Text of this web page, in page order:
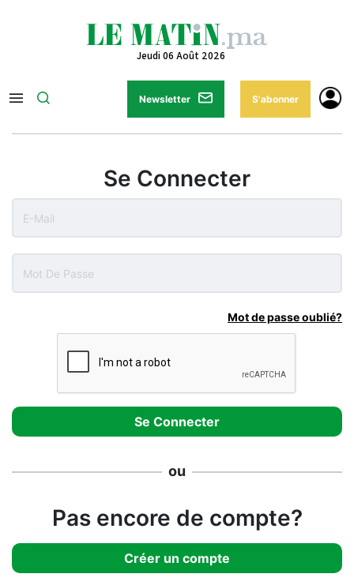
Jeudi 06 Août 2026
Newsletter S'abonner
Se Connecter
Mot de passe oublié?
ou
Pas encore de compte?
Créer un compte